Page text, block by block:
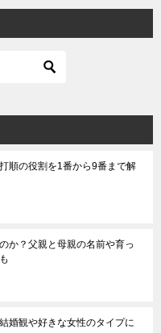
順の役割を1番から9番まで解
か？父親と母親の名前や育っ
婚観や好きな女性のタイプに